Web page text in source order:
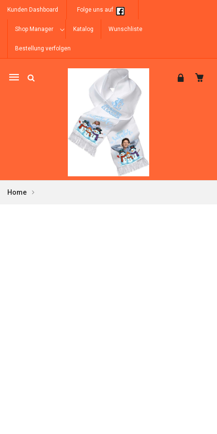
Kunden Dashboard Folge uns auf
Shop Manager Katalog Wunschliste
Bestellung verfolgen
Mobile
Home